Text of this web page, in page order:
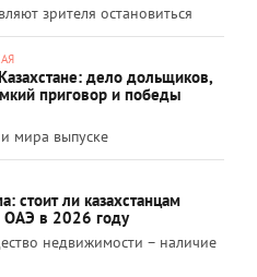
зрителя остановиться
дело дольщиков,
приговор и победы
мира выпуске
стоит ли казахстанцам
ОАЭ в 2026 году
недвижимости – наличие